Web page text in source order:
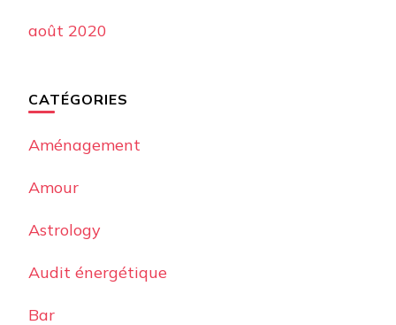
août 2020
CATÉGORIES
Aménagement
Amour
Astrology
Audit énergétique
Bar